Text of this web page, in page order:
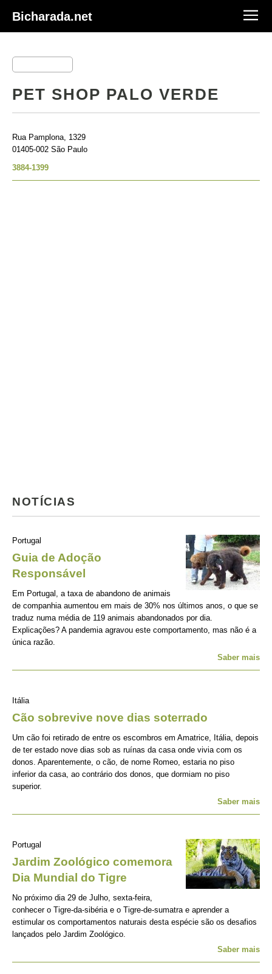
Bicharada.net
PET SHOP PALO VERDE
Rua Pamplona, 1329
01405-002 São Paulo
3884-1399
NOTÍCIAS
Portugal
Guia de Adoção
Responsável
Em Portugal, a taxa de abandono de animais
de companhia aumentou em mais de 30% nos últimos anos, o que se
traduz numa média de 119 animais abandonados por dia.
Explicações? A pandemia agravou este comportamento, mas não é a
única razão.
Saber mais
Itália
Cão sobrevive nove dias soterrado
Um cão foi retirado de entre os escombros em Amatrice, Itália, depois
de ter estado nove dias sob as ruínas da casa onde vivia com os
donos. Aparentemente, o cão, de nome Romeo, estaria no piso
inferior da casa, ao contrário dos donos, que dormiam no piso
superior.
Saber mais
Portugal
Jardim Zoológico comemora
Dia Mundial do Tigre
No próximo dia 29 de Julho, sexta-feira,
conhecer o Tigre-da-sibéria e o Tigre-de-sumatra e aprender a
estimular os comportamentos naturais desta espécie são os desafios
lançados pelo Jardim Zoológico.
Saber mais